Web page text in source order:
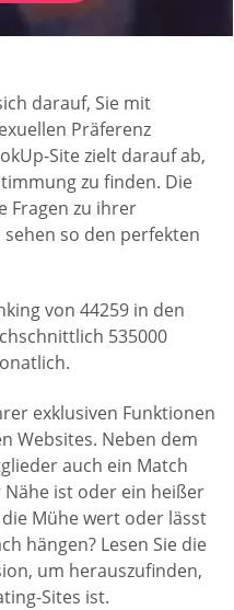
darauf, Sie mit
Präferenz
Site zielt darauf ab,
zu finden. Die
Fragen zu ihrer
so den perfekten
von 44259 in den
535000
exklusiven Funktionen
Websites. Neben dem
auch ein Match
ist oder ein heißer
Mühe wert oder lässt
hängen? Lesen Sie die
um herauszufinden,
Sites ist.